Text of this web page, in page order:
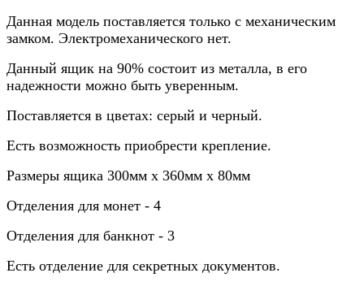
Данная модель поставляется только с механическим
замком. Электромеханического нет.
Данный ящик на 90% состоит из металла, в его
надежности можно быть уверенным.
Поставляется в цветах: серый и черный.
Есть возможность приобрести крепление.
Размеры ящика 300мм х 360мм х 80мм
Отделения для монет - 4
Отделения для банкнот - 3
Есть отделение для секретных документов.